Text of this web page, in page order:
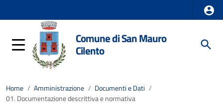
Comune di San Mauro
Cilento
Home / Amministrazione / Documenti e Dati /
01. Documentazione descrittiva e normativa